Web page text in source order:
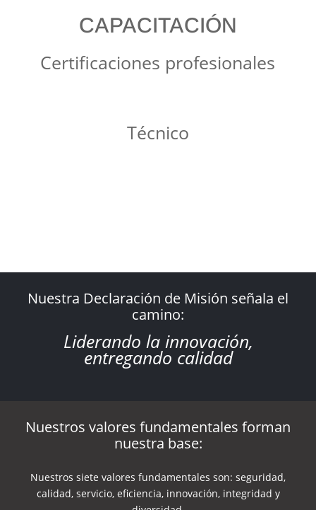
CAPACITACIÓN
Certificaciones profesionales
Técnico
Nuestra Declaración de Misión señala el
camino:
Liderando la innovación,
entregando calidad
Nuestros valores fundamentales forman
nuestra base:
Nuestros siete valores fundamentales son: seguridad,
calidad, servicio, eficiencia, innovación, integridad y